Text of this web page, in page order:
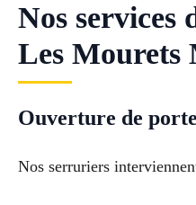
Nos services
Les Mourets
Ouverture de
Nos serruriers